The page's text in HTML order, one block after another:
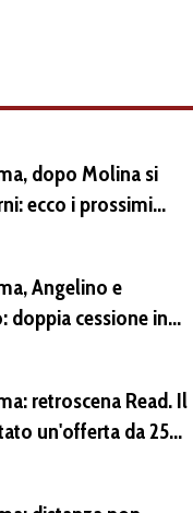
dopo Molina si
ecco i prossimi
Angelino e
doppia cessione in
retroscena Read. Il
un'offerta da 25
di bonus